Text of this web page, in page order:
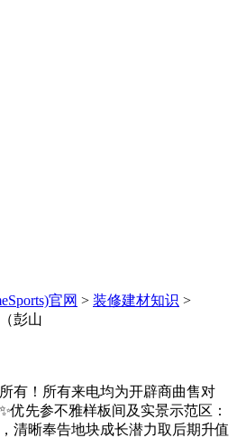
官网 > 装修建材知识 >
彭山
！所有来电均为开辟商曲售对
优先参不雅样板间及实景示范区：
清晰奉告地块成长潜力取后期升值